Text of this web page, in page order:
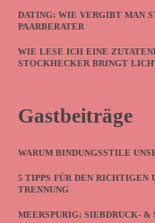
DATING: WIE VERGIBT MAN
PAARBERATER
WIE LESE ICH EINE
STOCKHECKER BRINGT
Gastbeiträge
WARUM BINDUNGSSTILE
5 TIPPS FÜR DEN RICHTIGEN
TRENNUNG
MEERSPURIG: SIEBDRUCK-